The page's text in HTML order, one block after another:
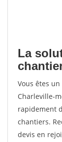
La
Vous êtes
Charleville-
rapidement
chantiers.
devis en